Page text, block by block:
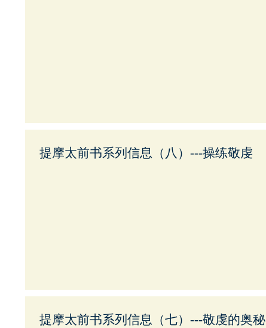
篇文章
提摩太前书系列信息（八）---操练敬虔
提摩太前书系列信息（七）---敬虔的奥秘